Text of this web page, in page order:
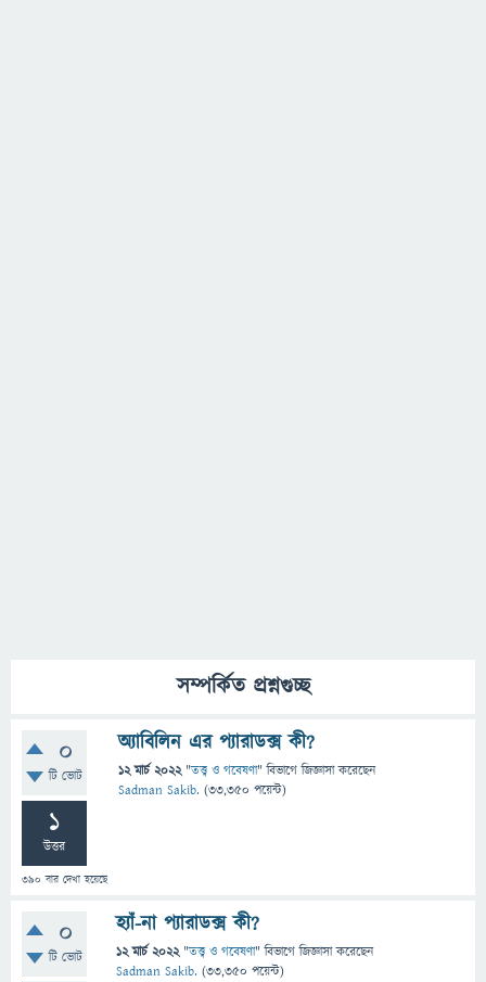
সম্পর্কিত প্রশ্নগুচ্ছ
0
টি ভোট
1
উত্তর
390 বার দেখা হয়েছে
অ্যাবিলিন এর প্যারাডক্স কী?
12 মার্চ 2022 "তত্ত্ব ও গবেষণা" বিভাগে জিজ্ঞাসাকরেছেন
Sadman Sakib. (33,350 পয়েন্ট)
0
টি ভোট
হ্যাঁ-না প্যারাডক্স কী?
12 মার্চ 2022 "তত্ত্ব ও গবেষণা" বিভাগে জিজ্ঞাসাকরেছেন
Sadman Sakib. (33,350 পয়েন্ট)